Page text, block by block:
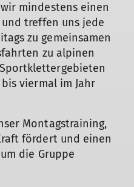
mindestens einen
treffen uns jede
zu gemeinsamen
zu alpinen
viermal im Jahr
Montagstraining,
fördert und einen
die Gruppe